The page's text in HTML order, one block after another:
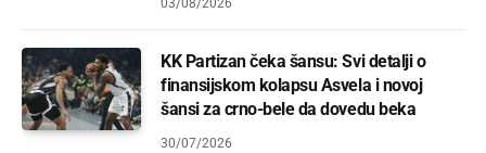
KK Partizan čeka šansu: Svi detalji o
finansijskom kolapsu Asvela i novoj
šansi za crno-bele da dovedu beka
30/07/2026